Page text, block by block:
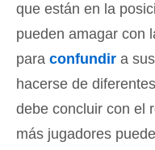
que están en la
pueden amagar con
para confundir a
hacerse de
debe concluir con el
más jugadores